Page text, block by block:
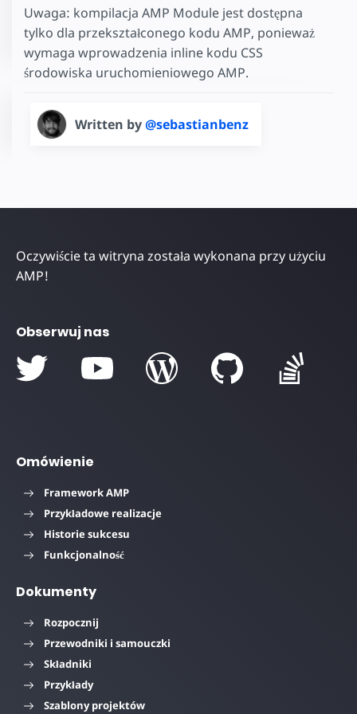
Uwaga: kompilacja AMP Module jest dostępna
tylko dla przekształconego kodu AMP, ponieważ
wymaga wprowadzenia inline kodu CSS
środowiska uruchomieniowego AMP.
Written by@sebastianbenz
Oczywiście ta witryna została wykonana przy użyciu
AMP!
Obserwuj nas
Omówienie
Framework AMP
Przykładowe realizacje
Historie sukcesu
Funkcjonalność
Dokumenty
Rozpocznij
Przewodniki i samouczki
Składniki
Przykłady
Szablony projektów